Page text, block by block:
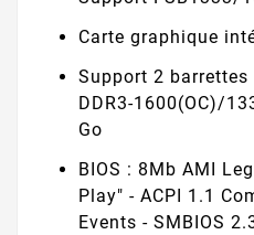
Carte graphique
Support 2 barrettes
DDR3-1600(OC)/
Go
BIOS : 8Mb AMI
Play" - ACPI 1.1
Events - SMBIOS